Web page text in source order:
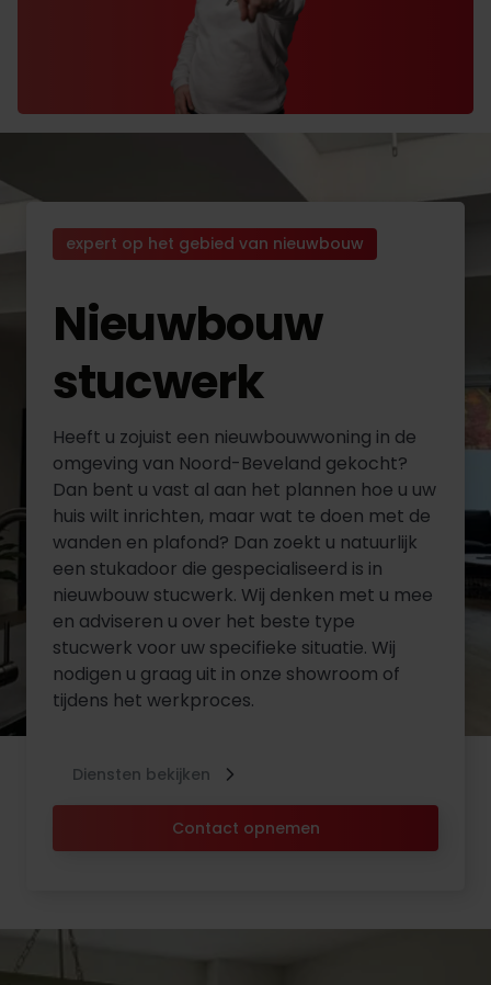
expert op het gebied van nieuwbouw
Nieuwbouw
stucwerk
Heeft u zojuist een nieuwbouwwoning in de
omgeving van Noord-Beveland gekocht?
Dan bent u vast al aan het plannen hoe u uw
huis wilt inrichten, maar wat te doen met de
wanden en plafond? Dan zoekt u natuurlijk
een stukadoor die gespecialiseerd is in
nieuwbouw stucwerk. Wij denken met u mee
en adviseren u over het beste type
stucwerk voor uw specifieke situatie. Wij
nodigen u graag uit in onze showroom of
tijdens het werkproces.
Contact opnemen
Diensten bekijken